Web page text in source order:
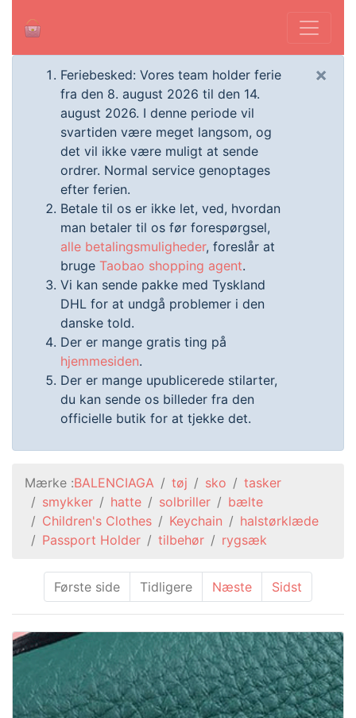
Feriebesked: Vores team holder ferie
fra den 8. august 2026 til den 14.
august 2026. I denne periode vil
svartiden være meget langsom, og
det vil ikke være muligt at sende
ordrer. Normal service genoptages
efter ferien.
Betale til os er ikke let, ved, hvordan
man betaler til os før forespørgsel,
alle betalingsmuligheder, foreslår at
bruge Taobao shopping agent.
Vi kan sende pakke med Tyskland
DHL for at undgå problemer i den
danske told.
Der er mange gratis ting på
hjemmesiden.
Der er mange upublicerede stilarter,
du kan sende os billeder fra den
officielle butik for at tjekke det.
×
Mærke :BALENCIAGA tøj sko
tasker
smykker
hatte solbriller
bælte
Children's Clothes
Keychain
halstørklæde
Passport Holder
tilbehør rygsæk
Første side Tidligere Næste Sidst